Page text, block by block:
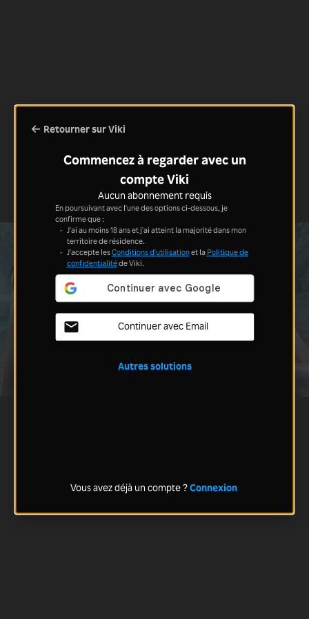
Retourner sur Viki
Commencez à regarder avec un
compte Viki
Aucun abonnement requis
En poursuivant avec l'une des options ci-dessous, je
confirme que :
J'ai au moins 18 ans et j'ai atteint la majorité dans mon
territoire de résidence.
J'accepte lesConditions d'utilisationet la Politique de
confidentialitéde Viki.
Continuer avec Email
Autres solutions
Vous avez déjà un compte ?Connexion